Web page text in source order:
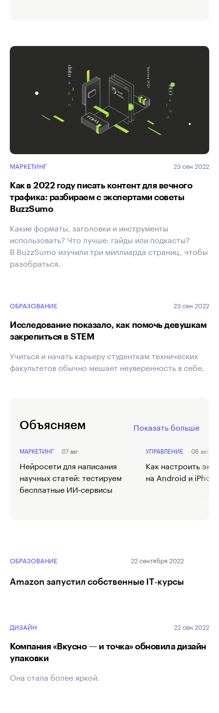
МАРКЕТИНГ 23 сен 2022
Как в 2022 году писать контент для вечного
трафика: разбираем с экспертами советы
BuzzSumo
Какие форматы, заголовки и инструменты
использовать? Что лучше: гайды или подкасты?
В BuzzSumo изучили три миллиарда страниц, чтобы
разобраться.
ОБРАЗОВАНИЕ 23 сен 2022
Исследование показало, как помочь девушкам
закрепиться в STEM
Учиться и начать карьеру студенткам технических
факультетов обычно мешает неуверенность в себе.
Объясняем Показать больше
07 авг
МАРКЕТИНГ
Нейросети для написания
научных статей: тестируем
бесплатные ИИ‑сервисы
06 авг
УПРАВЛЕНИЕ
Как настроить
на Android и
ОБРАЗОВАНИЕ 22 сентября 2022
Amazon запустил собственные IT‑курсы
ДИЗАЙН 22 сен 2022
Компания «Вкусно — и точка» обновила дизайн
упаковки
Она стала более яркой.